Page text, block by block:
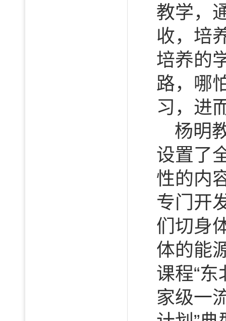
教学，
收，培
培养的
路，哪
习，进
杨明
设置了
性的内
专门开
们切身
体的能
课程“
家级一